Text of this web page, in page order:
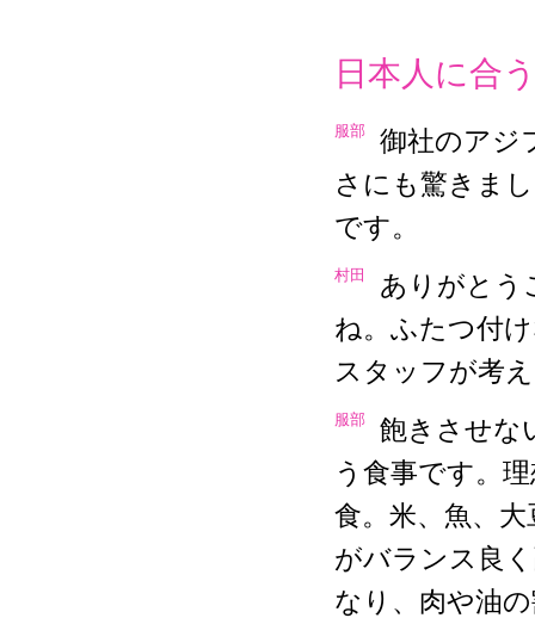
日本人に合
服部
御社のアジ
さにも驚きま
です。
村田
ありがとう
ね。ふたつ付
スタッフが考
服部
飽きさせな
う食事です。
食。米、魚、
がバランス良
なり、肉や油